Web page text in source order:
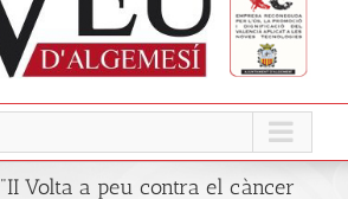
Volta a peu contra el càncer